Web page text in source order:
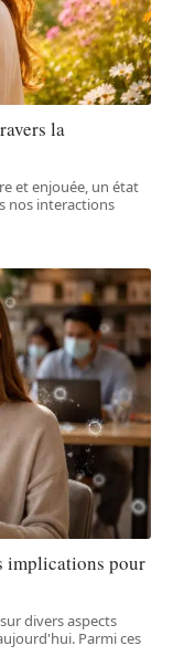
la
et enjouée, un état
nos interactions
implications pour
divers aspects
Parmi ces